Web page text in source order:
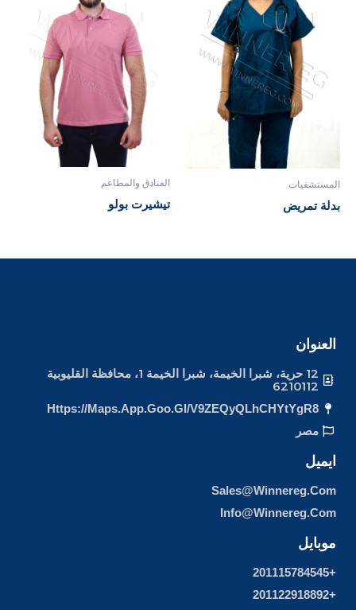
المستشفيات
بدلة تمريض
الفنادق والمطاعم
تيشيرت بولو
العنوان
12 حرية، شبرا الخيمة، شبرا الخيمة 1، محافظة القليوبية
6210112
Https://maps.app.goo.gl/v9ZEQyQLhCHYtYgR8
مصر
ايميل
Sales@winnereg.com
Info@winnereg.com
موبايل
+201115784545
+201122918892